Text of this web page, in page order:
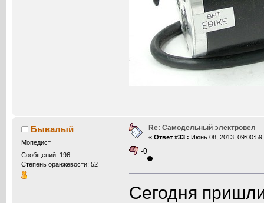
Бывалый
Мопедист
Сообщений: 196
Степень оранжевости: 52
Re: Самодельный электровел
« Ответ #33 : Июнь 08, 2013, 09:00:59
-0
Сегодня